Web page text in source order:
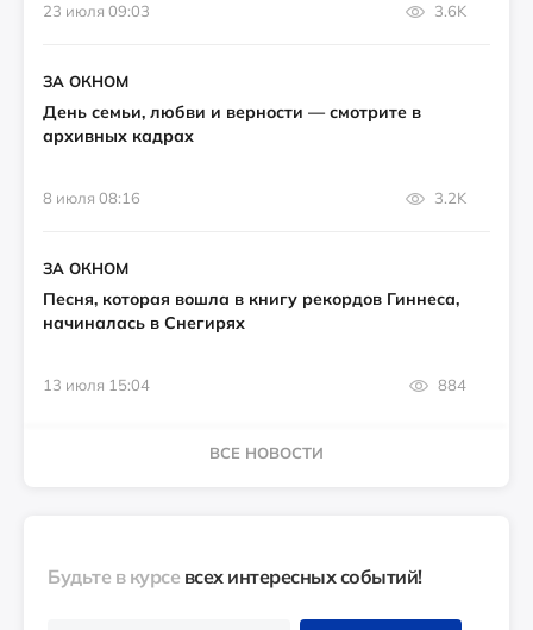
23 июля 09:03 3.6K
ЗА ОКНОМ
День семьи, любви и верности — смотрите в
архивных кадрах
8 июля 08:16 3.2K
ЗА ОКНОМ
Песня, которая вошла в книгу рекордов Гиннеса,
начиналась в Снегирях
13 июля 15:04 884
ВСЕ НОВОСТИ
Будьте в курсе всех интересных событий!